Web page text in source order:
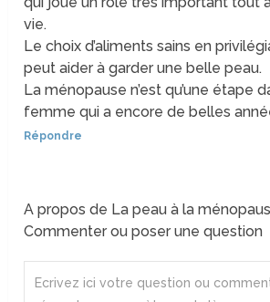
vie.
Le choix d’aliments sains en
peut aider à garder une belle peau.
La ménopause n’est qu’une étape
femme qui a encore de belles
Répondre
A propos de La peau à la
Commenter ou poser une question